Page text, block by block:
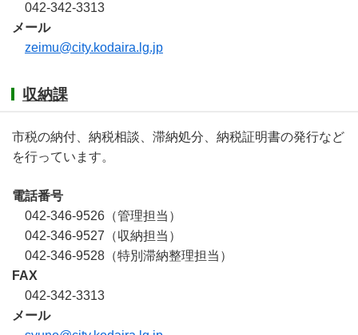
042-342-3313
メール
zeimu@city.kodaira.lg.jp
収納課
市税の納付、納税相談、滞納処分、納税証明書の発行など
を行っています。
電話番号
042-346-9526（管理担当）
042-346-9527（収納担当）
042-346-9528（特別滞納整理担当）
FAX
042-342-3313
メール